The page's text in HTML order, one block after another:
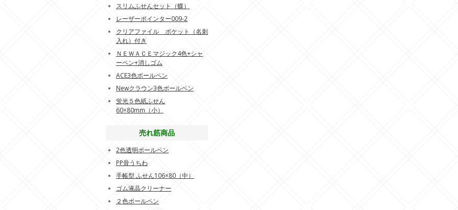
スリムふせんセット（蝶）
レーザーポインター009-2
クリアファイル ポケット（名刺
入れ）付き
ＮＥＷＡＣＥマジック4色+シャ
ーペン+消しゴム
ACE3色ボールペン
Newクラウン3色ボールペン
蛍光５色紙ふせん
60×80mm（小）
売れ筋商品
2色透明ボールペン
PP骨うちわ
手帳型 ふせん106×80（中）
ゴム液晶クリーナー
２色ボールペン